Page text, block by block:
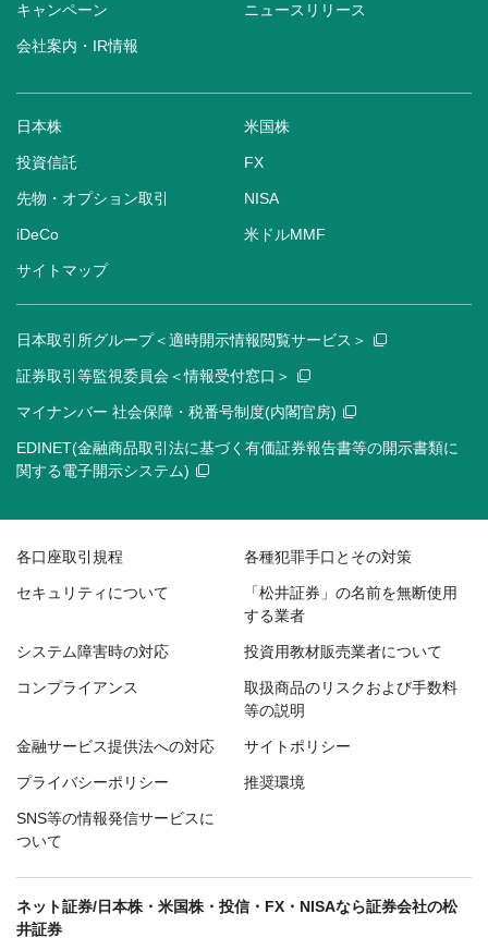
キャンペーン ニュースリリース
会社案内・IR情報
日本株 米国株
投資信託 FX
先物・オプション取引 NISA
iDeCo 米ドルMMF
サイトマップ
日本取引所グループ＜適時開示情報閲覧サービス＞
証券取引等監視委員会＜情報受付窓口＞
マイナンバー 社会保障・税番号制度(内閣官房)
EDINET(金融商品取引法に基づく有価証券報告書等の開示書類に
関する電子開示システム)
各口座取引規程 各種犯罪手口とその対策
セキュリティについて
「松井証券」の名前を無断使用
する業者
システム障害時の対応 投資用教材販売業者について
コンプライアンス
取扱商品のリスクおよび手数料
等の説明
金融サービス提供法への対応 サイトポリシー
プライバシーポリシー 推奨環境
SNS等の情報発信サービスに
ついて
ネット証券/日本株・米国株・投信・FX・NISAなら証券会社の松
井証券